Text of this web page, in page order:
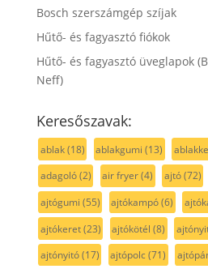
Bosch szerszámgép szíjak
Hűtő- és fagyasztó fiókok
Hűtő- és fagyasztó üveglapok
Neff)
Keresőszavak:
ablak(18) ablakgumi (13)
adagoló(2) air fryer(4) ajtó(72)
ajtógumi (55) ajtókampó(6)
ajtókeret(23) ajtókötél (8)
ajtónyitó(17) ajtópolc(71)